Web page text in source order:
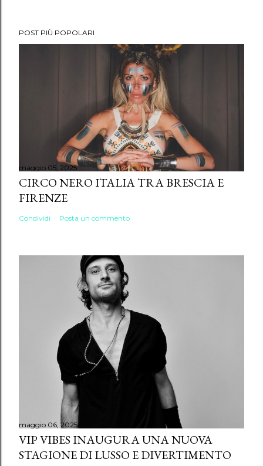
POST PIÙ POPOLARI
maggio 05, 2025
CIRCO NERO ITALIA TRA BRESCIA E
FIRENZE
Condividi Posta un commento
maggio 06, 2025
VIP VIBES INAUGURA UNA NUOVA
STAGIONE DI LUSSO E DIVERTIMENTO